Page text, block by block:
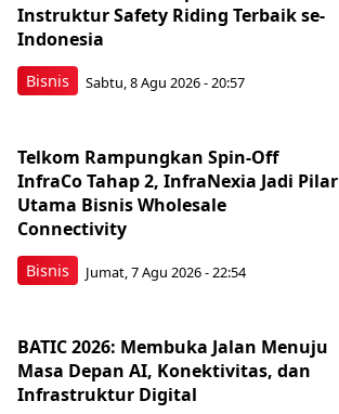
Bisnis
Instruktur Safety Riding Terbaik se-
Indonesia
Sabtu, 8 Agu 2026 - 20:57
Bisnis
Telkom Rampungkan Spin-Off
InfraCo Tahap 2, InfraNexia Jadi Pilar
Utama Bisnis Wholesale
Connectivity
Jumat, 7 Agu 2026 - 22:54
BATIC 2026: Membuka Jalan Menuju
Masa Depan AI, Konektivitas, dan
Infrastruktur Digital